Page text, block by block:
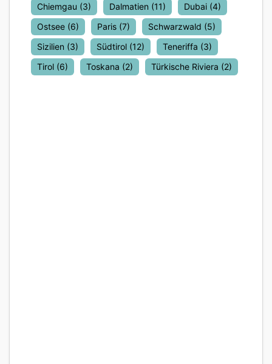
Chiemgau (3) Dalmatien (11) Dubai (4)
Ostsee (6) Paris (7) Schwarzwald (5)
Sizilien (3) Südtirol (12) Teneriffa (3)
Tirol (6) Toskana (2) Türkische Riviera (2)